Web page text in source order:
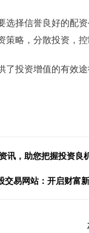
选择信誉良好的配
略，分散投资，控
了投资增值的有效
讯，助您把握投资良
易网站：开启财富